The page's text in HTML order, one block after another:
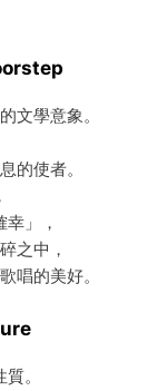
文學意象。
的使者。
」，
之中，
唱的美好。
。